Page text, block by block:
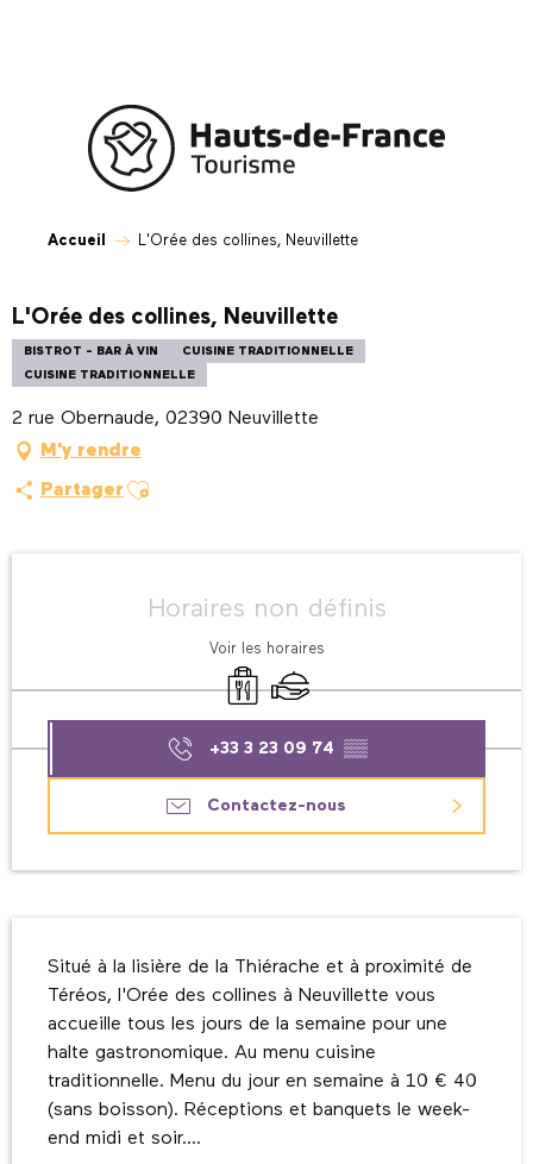
Accueil L'Orée des collines, Neuvillette
L'Orée des collines, Neuvillette
BISTROT - BAR À VIN
CUISINE TRADITIONNELLE
CUISINE TRADITIONNELLE
2 rue Obernaude, 02390 Neuvillette
M'y rendre
Partager Ajouter aux favoris
Horaires non définis
Voir les horaires
Vente à emporter
Traiteur
+33 3 23 09 74 ▒▒
Contactez-nous
Situé à la lisière de la Thiérache et à proximité de
Téréos, l'Orée des collines à Neuvillette vous
accueille tous les jours de la semaine pour une
halte gastronomique. Au menu cuisine
traditionnelle. Menu du jour en semaine à 10 € 40
(sans boisson). Réceptions et banquets le week-
end midi et soir....